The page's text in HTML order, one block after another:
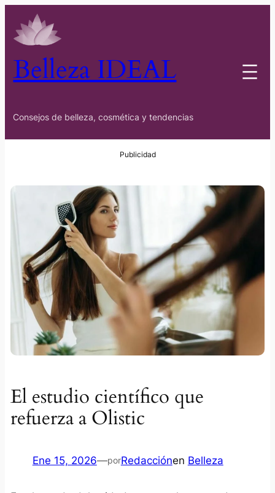
Belleza IDEAL
Consejos de belleza, cosmética y tendencias
El estudio científico que
refuerza a Olistic
Ene 15, 2026—porRedacciónen Belleza